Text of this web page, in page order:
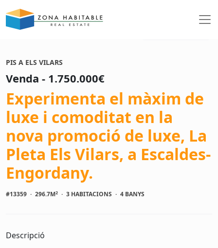
PIS A ELS VILARS
Venda - 1.750.000€
Experimenta el màxim de
luxe i comoditat en la
nova promoció de luxe, La
Pleta Els Vilars, a Escaldes-
Engordany.
#13359 · 296.7M2 · 3 HABITACIONS · 4 BANYS
Descripció